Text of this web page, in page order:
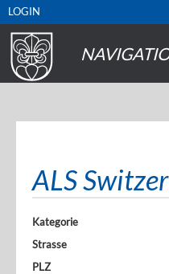
LOGIN
ALS
Kategorie
Strasse
PLZ